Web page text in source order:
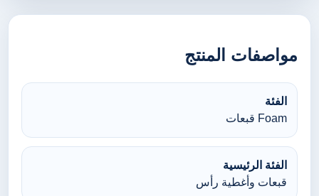
مواصفات المنتج
الفئة
Foam قبعات
الفئة الرئيسية
قبعات وأغطية رأس